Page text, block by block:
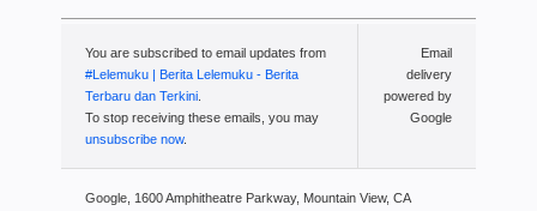
You are subscribed to email updates from
#Lelemuku | Berita Lelemuku - Berita
Terbaru dan Terkini
To stop receiving these emails, you may
unsubscribe now.
Email
delivery
powered by
Google
Google, 1600 Amphitheatre Parkway, Mountain View, CA